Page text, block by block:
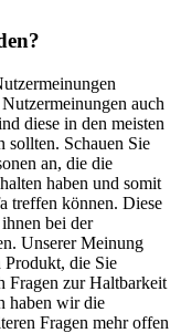
auch
diese in den meisten
sollten. Schauen Sie
an, die die
haben und somit
treffen können. Diese
bei der
Unserer Meinung
Produkt, die Sie
Fragen zur Haltbarkeit
haben wir die
Fragen mehr offen